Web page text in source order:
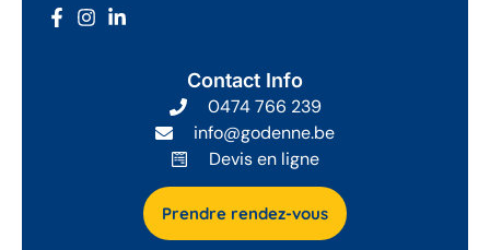
Contact Info
0474 766 239
info@godenne.be
Devis en ligne
Prendre rendez-vous